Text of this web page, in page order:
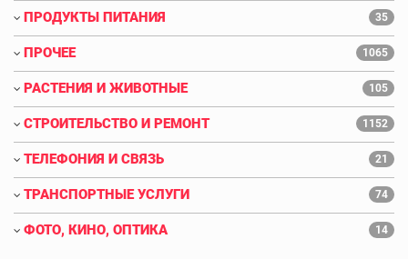
ПРОДУКТЫ ПИТАНИЯ 35
ПРОЧЕЕ 1065
РАСТЕНИЯ И ЖИВОТНЫЕ 105
СТРОИТЕЛЬСТВО И РЕМОНТ 1152
ТЕЛЕФОНИЯ И СВЯЗЬ 21
ТРАНСПОРТНЫЕ УСЛУГИ 74
ФОТО, КИНО, ОПТИКА 14